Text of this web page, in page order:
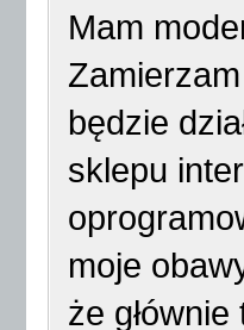
Mam
będzie
sklepu
moje
że